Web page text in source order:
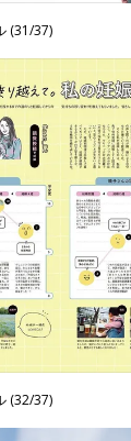
(31/37)
(32/37)